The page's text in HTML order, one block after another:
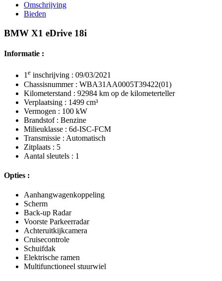
Omschrijving
Bieden
BMW X1 eDrive 18i
Informatie :
1e inschrijving : 09/03/2021
Chassisnummer : WBA31AA0005T39422(01)
Kilometerstand : 92984 km op de kilometerteller
Verplaatsing : 1499 cm³
Vermogen : 100 kW
Brandstof : Benzine
Milieuklasse : 6d-ISC-FCM
Transmissie : Automatisch
Zitplaats : 5
Aantal sleutels : 1
Opties :
Aanhangwagenkoppeling
Scherm
Back-up Radar
Voorste Parkeerradar
Achteruitkijkcamera
Cruisecontrole
Schuifdak
Elektrische ramen
Multifunctioneel stuurwiel